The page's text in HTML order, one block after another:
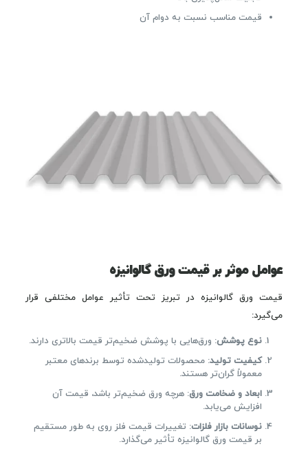
قیمت مناسب نسبت به دوام آن
عوامل موثر بر قیمت ورق گالوانیزه
قیمت ورق گالوانیزه در تبریز تحت تأثیر عوامل مختلفی قرار
می‌گیرد:
نوع پوشش: ورق‌هایی با پوشش ضخیم‌تر قیمت بالاتری دارند.
کیفیت تولید: محصولات تولیدشده توسط برندهای معتبر
معمولاً گران‌تر هستند.
ابعاد و ضخامت ورق: هرچه ورق ضخیم‌تر باشد، قیمت آن
افزایش می‌یابد.
نوسانات بازار فلزات: تغییرات قیمت فلز روی به طور مستقیم
بر قیمت ورق گالوانیزه تأثیر می‌گذارد.